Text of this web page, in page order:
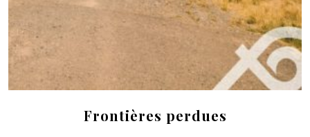
Frontières perdues